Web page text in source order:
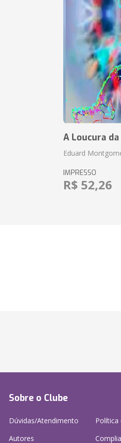
A Loucura
Eduard
IMPRESSO
R$ 52,26
Sobre o Clube
Dúvidas/Atendimento
Autores
Política